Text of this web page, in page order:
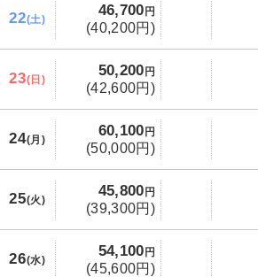
22(土)
46,700 円
(40,200円)
23(日)
50,200 円
(42,600円)
24(月)
60,100 円
(50,000円)
25(火)
45,800 円
(39,300円)
26(水)
54,100 円
(45,600円)